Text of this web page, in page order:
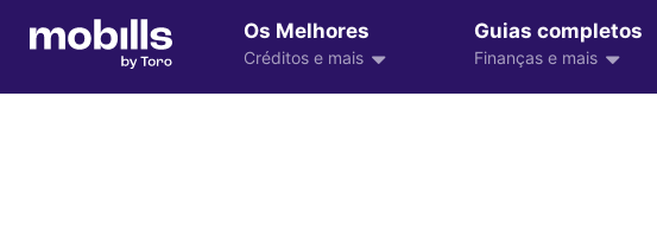
Os Melhores
Créditos e mais
Guias completos
Finanças e mais